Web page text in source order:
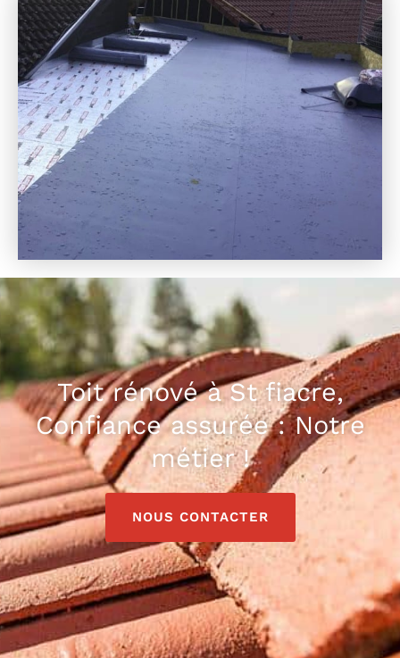
Toit rénové à St fiacre,
Confiance assurée : Notre
métier !
NOUS CONTACTER